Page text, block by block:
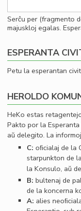
Serĉu per (fragmento
majuskloj egalas.
ESPERANTA
Petu la esperantan
HEROLDO
HeKo estas
Pakto por la
aŭ delegito. La
C: oﬁcialaj de la
starpunkton de
la Konsulo, aŭ
B: bultenaj de
de la koncerna
A: alies